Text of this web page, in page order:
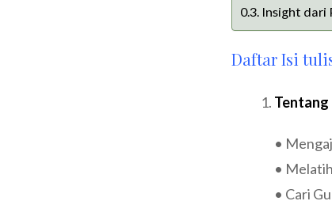
Insight dari
Daftar Isi
Tentang
•
•
• Cari